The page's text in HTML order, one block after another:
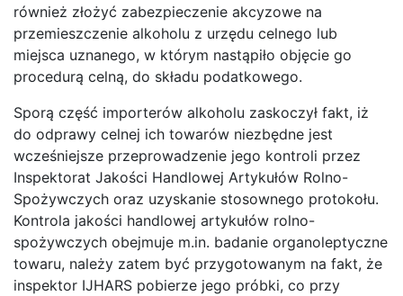
również złożyć zabezpieczenie akcyzowe na
przemieszczenie alkoholu z urzędu celnego lub
miejsca uznanego, w którym nastąpiło objęcie go
procedurą celną, do składu podatkowego.
Sporą część importerów alkoholu zaskoczył fakt, iż
do odprawy celnej ich towarów niezbędne jest
wcześniejsze przeprowadzenie jego kontroli przez
Inspektorat Jakości Handlowej Artykułów Rolno-
Spożywczych oraz uzyskanie stosownego protokołu.
Kontrola jakości handlowej artykułów rolno-
spożywczych obejmuje m.in. badanie organoleptyczne
towaru, należy zatem być przygotowanym na fakt, że
inspektor IJHARS pobierze jego próbki, co przy